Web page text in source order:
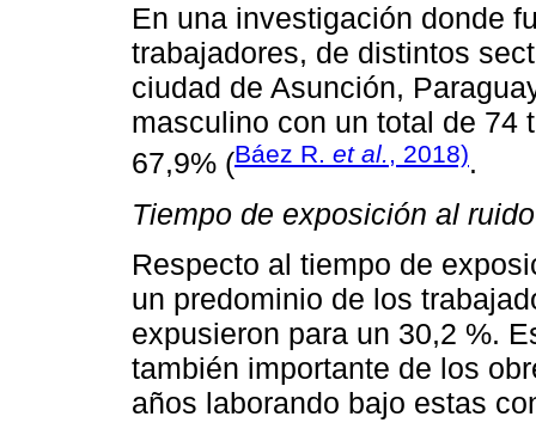
En una investigación donde
trabajadores, de distintos
ciudad de Asunción,
masculino con un total de 74
67,9% (Báez R. et al., 2018).
Tiempo de exposición al
Respecto al tiempo de
un predominio de los
expusieron para un 30,2 %.
también importante de los
años laborando bajo estas